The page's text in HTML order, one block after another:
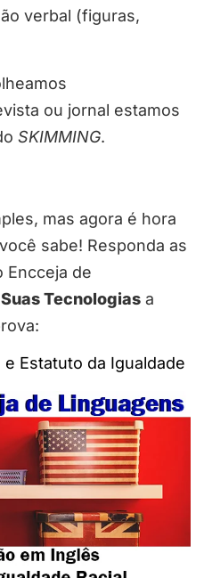
verbal (figuras,
ou jornal estamos
SKIMMING.
mas agora é hora
sabe! Responda as
Encceja de
Tecnologias a
Estatuto da Igualdade